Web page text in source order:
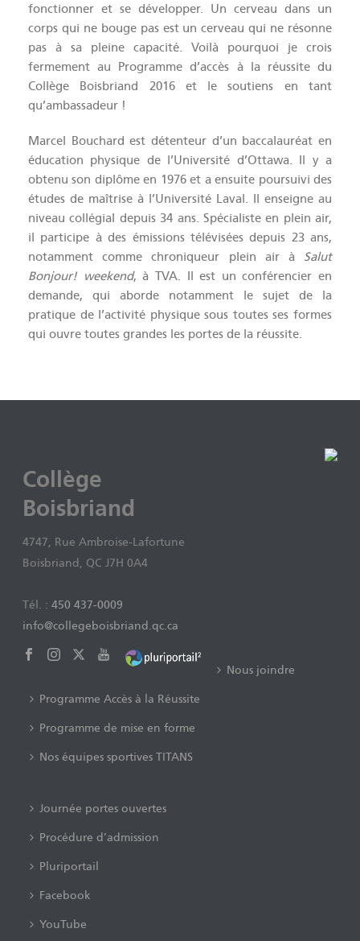
fonctionner et se développer. Un cerveau dans un
corps qui ne bouge pas est un cerveau qui ne résonne
pas à sa pleine capacité. Voilà pourquoi je crois
fermement au Programme d’accès à la réussite du
Collège Boisbriand 2016 et le soutiens en tant
qu’ambassadeur !
Marcel Bouchard est détenteur d’un baccalauréat en
éducation physique de l’Université d’Ottawa. Il y a
obtenu son diplôme en 1976 et a ensuite poursuivi des
études de maîtrise à l’Université Laval. Il enseigne au
niveau collégial depuis 34 ans. Spécialiste en plein air,
il participe à des émissions télévisées depuis 23 ans,
notamment comme chroniqueur plein air à Salut
Bonjour! weekend, à TVA. Il est un conférencier en
demande, qui aborde notamment le sujet de la
pratique de l’activité physique sous toutes ses formes
qui ouvre toutes grandes les portes de la réussite.
Collège
Boisbriand
4747, Rue Ambroise-Lafortune
Boisbriand, QC J7H 0A4
Tél. :450 437-0009
info@collegeboisbriand.qc.ca
Nous joindre
Programme Accès à la Réussite
Programme de mise en forme
Nos équipes sportives TITANS
Journée portes ouvertes
Procédure d’admission
Pluriportail
Facebook
YouTube